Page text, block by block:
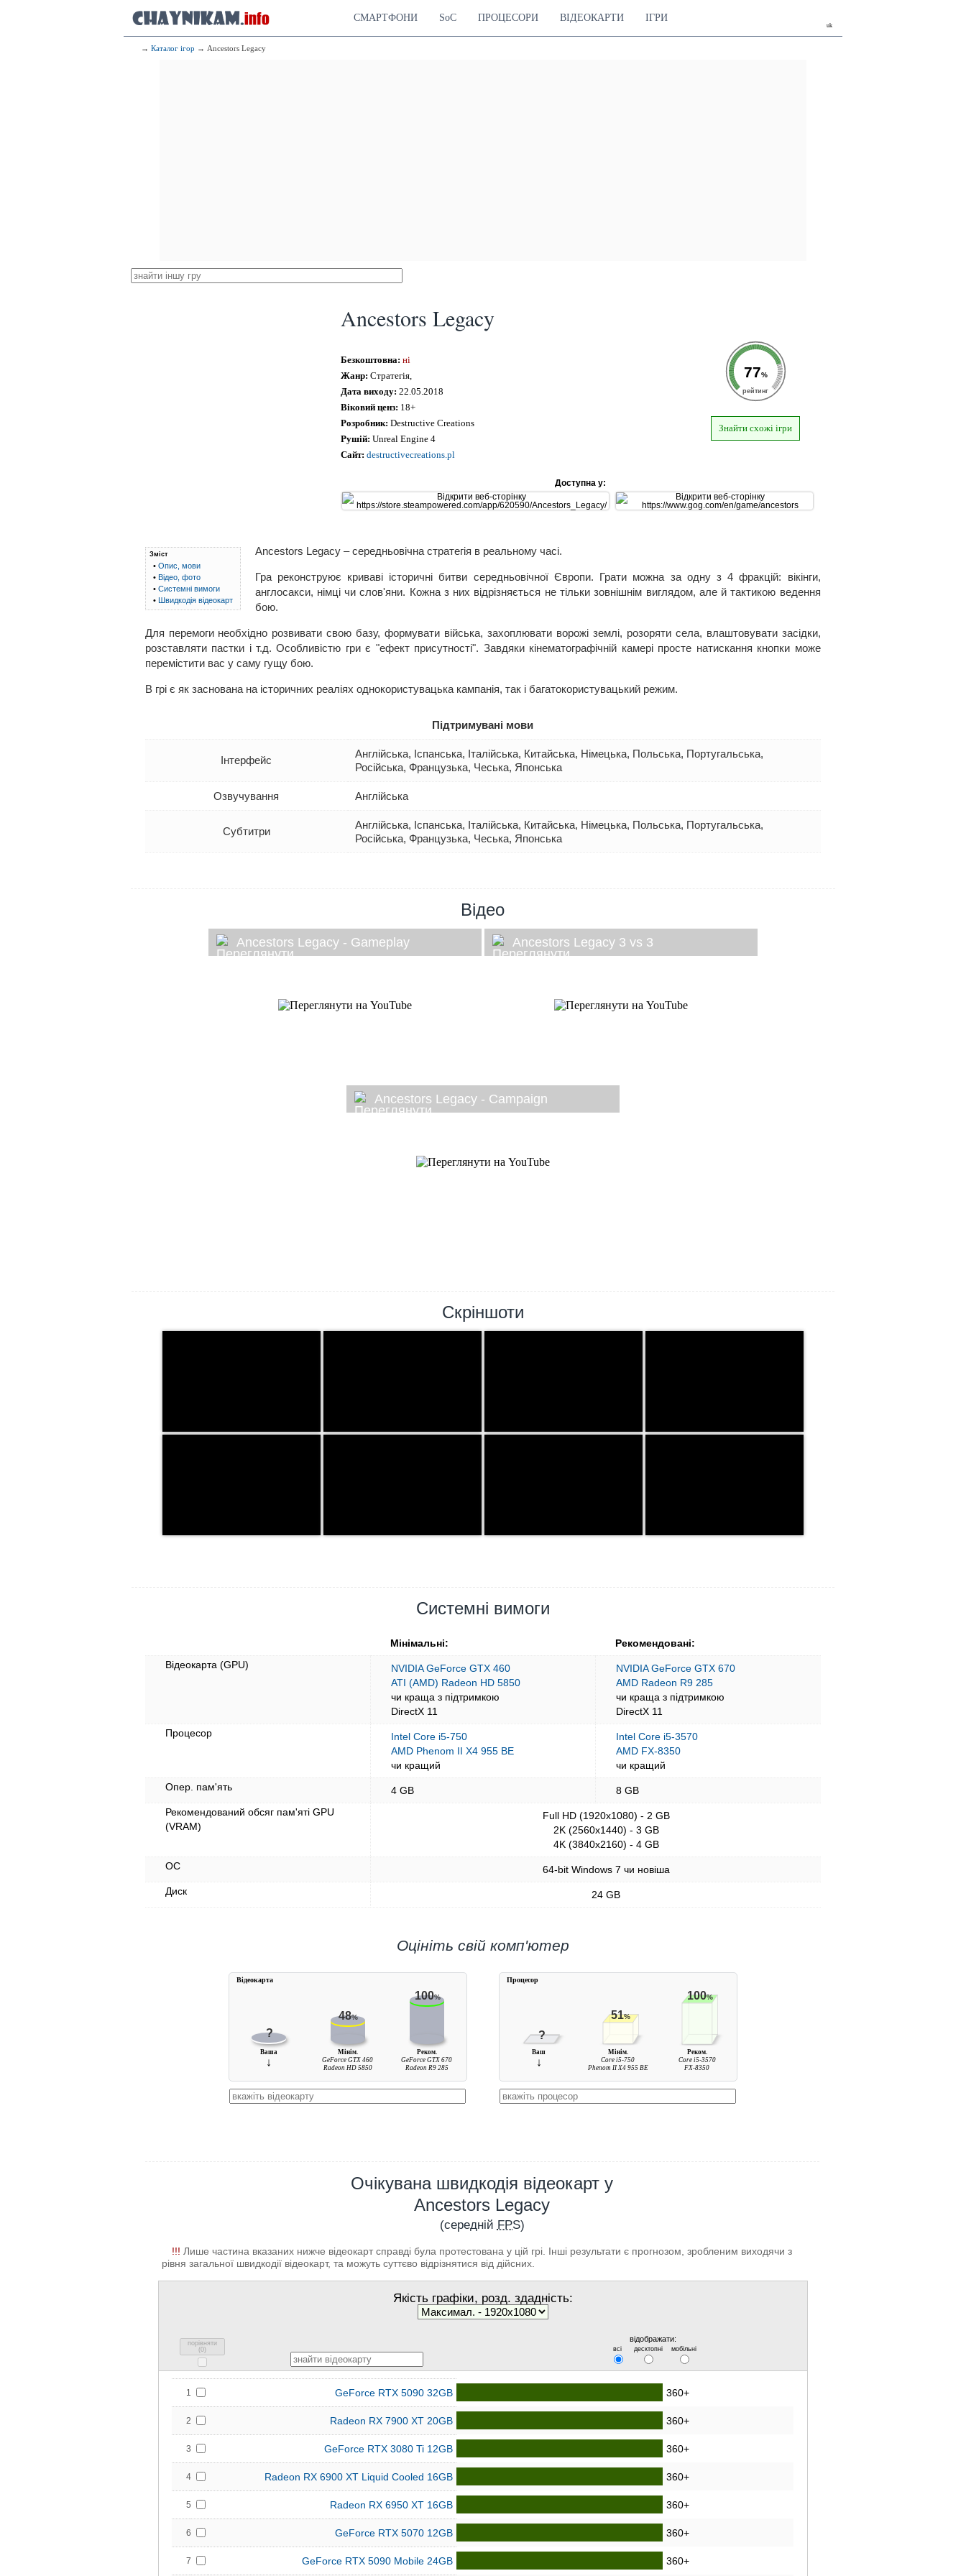
uk
СМАРТФОНИ SoC ПРОЦЕСОРИ ВІДЕОКАРТИ ІГРИ
→ Каталог ігор → Ancestors Legacy
Ancestors Legacy
77%
рейтинг
Знайти схожі ігри
Безкоштовна: ні
Жанр: Стратегія,
Дата виходу: 22.05.2018
Віковий ценз: 18+
Розробник: Destructive Creations
Рушій: Unreal Engine 4
Сайт: destructivecreations.pl
Доступна у:
Зміст
• Опис, мови
• Відео, фото
• Системні вимоги
• Швидкодія відеокарт
Ancestors Legacy – середньовічна стратегія в реальному часі.
Гра реконструює криваві історичні битви середньовічної Європи. Грати можна за одну з 4 фракцій: вікінги,
англосакси, німці чи слов'яни. Кожна з них відрізняється не тільки зовнішнім виглядом, але й тактикою ведення
бою.
Для перемоги необхідно розвивати свою базу, формувати війська, захоплювати ворожі землі, розоряти села, влаштовувати засідки,
розставляти пастки і т.д. Особливістю гри є "ефект присутності". Завдяки кінематографічній камері просте натискання кнопки може
перемістити вас у саму гущу бою.
В грі є як заснована на історичних реаліях однокористувацька кампанія, так і багатокористувацький режим.
Підтримувані мови
Інтерфейс
Англійська, Іспанська, Італійська, Китайська, Німецька, Польська, Португальська,
Російська, Французька, Чеська, Японська
Озвучування Англійська
Субтитри
Англійська, Іспанська, Італійська, Китайська, Німецька, Польська, Португальська,
Російська, Французька, Чеська, Японська
Відео
Ancestors Legacy - Gameplay Ancestors Legacy 3 vs 3
Ancestors Legacy - Campaign
Скріншоти
Системні вимоги
Мінімальні:
Рекомендовані:
Відеокарта (GPU)
NVIDIA GeForce GTX 460
ATI (AMD) Radeon HD 5850
чи краща з підтримкою
DirectX 11
NVIDIA GeForce GTX 670
AMD Radeon R9 285
чи краща з підтримкою
DirectX 11
Процесор
Intel Core i5-750
AMD Phenom II X4 955 BE
чи кращий
Intel Core i5-3570
AMD FX-8350
чи кращий
Опер. пам'ять
4 GB
8 GB
Рекомендований обсяг пам'яті GPU
(VRAM)
Full HD (1920x1080) - 2 GB
2K (2560x1440) - 3 GB
4K (3840x2160) - 4 GB
ОС
64-bit Windows 7 чи новіша
Диск
24 GB
Оцініть свій комп'ютер
?
48%
100%
Ваша
↓
Мінім.
GeForce GTX 460
Radeon HD 5850
Реком.
GeForce GTX 670
Radeon R9 285
Вiдеокарта
?
51%
100%
Ваш
↓
Мінім.
Core i5-750
Phenom II X4 955 BE
Реком.
Core i5-3570
FX-8350
Процесор
Очікувана швидкодія відеокарт у
Ancestors Legacy
(середній FPS)
!!! Лише частина вказаних нижче відеокарт справді була протестована у цій грі. Інші результати є прогнозом, зробленим виходячи з
рівня загальної швидкодії відеокарт, та можуть суттєво відрізнятися від дійсних.
Якість графіки, розд. здадність:
порівняти
(0)
відображати:
всі десктопні мобільні
1 GeForce RTX 5090 32GB 360+
2 Radeon RX 7900 XT 20GB 360+
3 GeForce RTX 3080 Ti 12GB 360+
4 Radeon RX 6900 XT Liquid Cooled 16GB 360+
5 Radeon RX 6950 XT 16GB 360+
6 GeForce RTX 5070 12GB 360+
7 GeForce RTX 5090 Mobile 24GB 360+